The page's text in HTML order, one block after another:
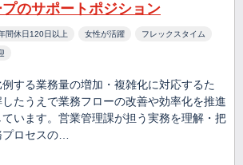
のサポートポジション
間休日120日以上 女性が活躍 フレックスタイム
する業務量の増加・複雑化に対応するた
たうえで業務フローの改善や効率化を推進
います。営業管理課が担う実務を理解・把
プロセスの…